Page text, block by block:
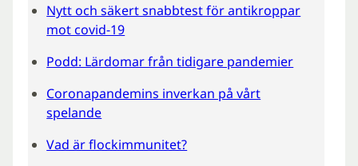
Nytt och säkert snabbtest för antikroppar
mot covid-19
Podd: Lärdomar från tidigare pandemier
Coronapandemins inverkan på vårt
spelande
Vad är flockimmunitet?